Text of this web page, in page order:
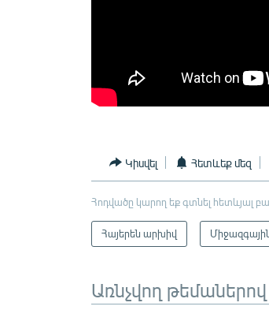
Կիսվել Հետևեք մեզ
Հոդվածը կարող եք գտնել հետևյալ
Հայերեն արխիվ
Առնչվող թեմաներով